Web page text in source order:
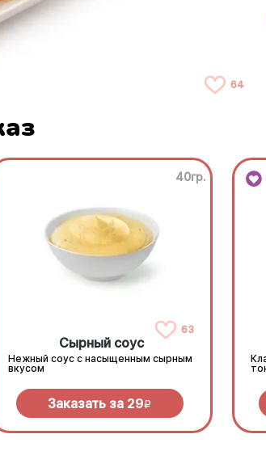
64
40гр.
63
Сырный соус
Нежный соус с насыщенным сырным
вкусом
Заказать за 29R